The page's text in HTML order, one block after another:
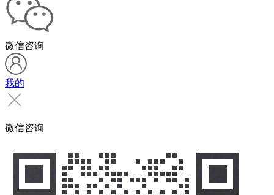
微信咨询
我的
微信咨询